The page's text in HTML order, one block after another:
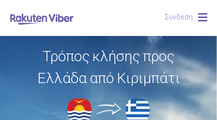
Σύνδεση
Τρόπος κλήσης προς
Ελλάδα από Κιριμπάτι